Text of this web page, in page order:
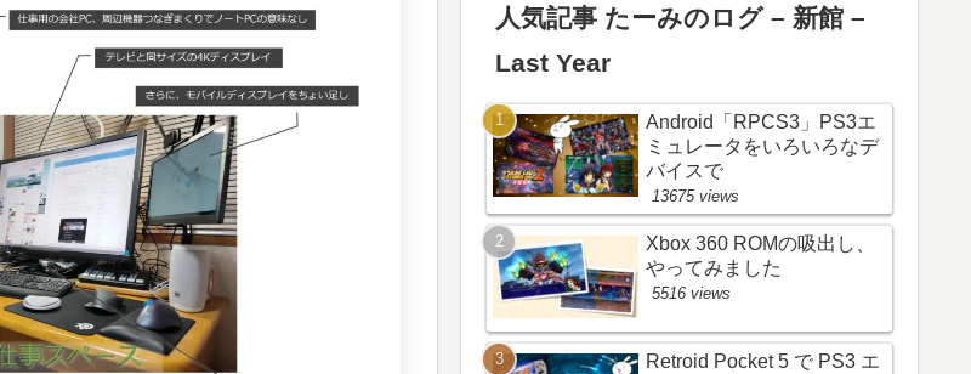
人気記事 たーみのログ – 新館 –
Last Year
Android「RPCS3」PS3エ
ミュレータをいろいろなデ
バイスで
13675 views
Xbox 360 ROMの吸出し、
やってみました
5516 views
Retroid Pocket 5 で PS3 エ